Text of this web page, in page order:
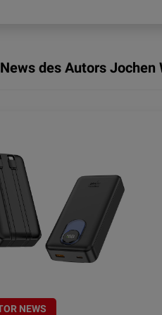
des Autors Jochen
NEWS